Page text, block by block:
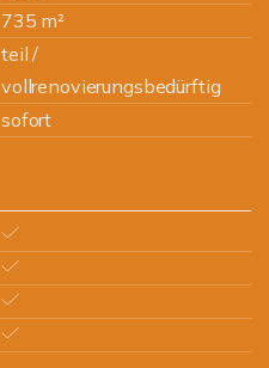
735 m²
teil /
vollrenovierungsbedürftig
sofort